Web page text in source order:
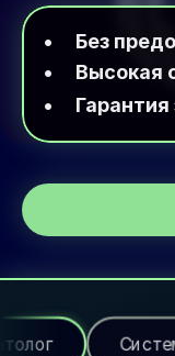
Без
Высокая